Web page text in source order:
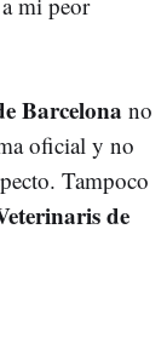
Barcelona no
oficial y no
Tampoco
de